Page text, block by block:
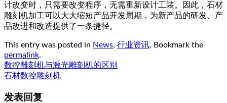
计改变时，只需要改变程序，无需重新设计工装。因此，石材
雕刻机加工可以大大缩短产品开发周期，为新产品的研发、产
品改进和改造提供了一条捷径。
This entry was posted in News, 行业资讯. Bookmark the
permalink.
数控雕刻机与激光雕刻机的区别
石材数控雕刻机
发表回复